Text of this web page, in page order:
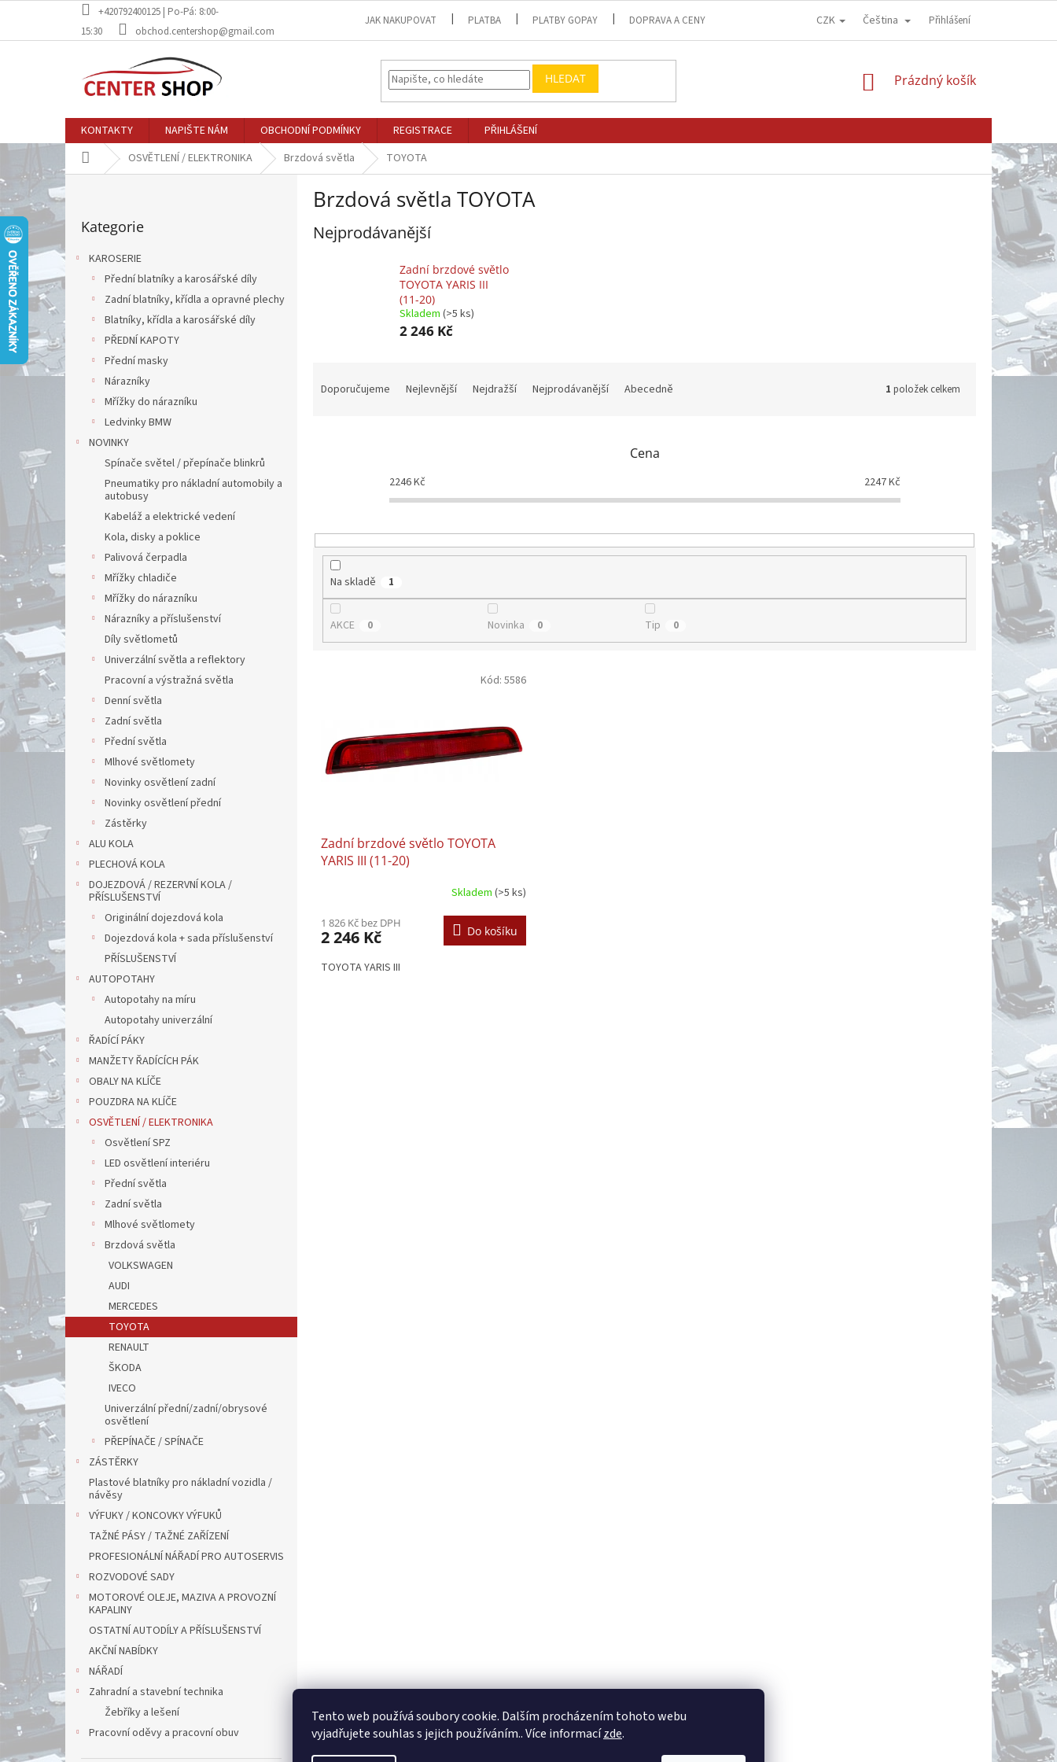
Tento web používá soubory cookie. Dalším procházením tohoto webu
vyjadřujete souhlas s jejich používáním.. Více informacízde.
obsah
+420792400125 | Po-Pá: 8:00-
15:30
obchod.centershop@gmail.com
JAK NAKUPOVAT PLATBA PLATBY GOPAY DOPRAVA A CENY OBCHODNÍ PODMÍNKY GDPR - OCHRANA OSOBNÍCH ÚDAJŮ
CZK Čeština Přihlášení
HLEDAT
NÁKUPNÍ
Prázdný košík
KONTAKTY NAPIŠTE NÁM OBCHODNÍ PODMÍNKY REGISTRACE
PŘIHLÁŠENÍ
Domů OSVĚTLENÍ / ELEKTRONIKA Brzdová světla TOYOTA
P
o
s
r
n
í
p
a
n
kategorie
Kategorie
KAROSERIE
Přední blatníky a karosářské díly
Zadní blatníky, křídla a opravné plechy
Blatníky, křídla a karosářské díly
PŘEDNÍ KAPOTY
Přední masky
Nárazníky
Mřížky do nárazníku
Ledvinky BMW
NOVINKY
Spínače světel / přepínače blinkrů
Pneumatiky pro nákladní automobily a
autobusy
Kabeláž a elektrické vedení
Kola, disky a poklice
Palivová čerpadla
Mřížky chladiče
Mřížky do nárazníku
Nárazníky a příslušenství
Díly světlometů
Univerzální světla a reflektory
Pracovní a výstražná světla
Denní světla
Zadní světla
Přední světla
Mlhové světlomety
Novinky osvětlení zadní
Novinky osvětlení přední
Zástěrky
ALU KOLA
PLECHOVÁ KOLA
DOJEZDOVÁ / REZERVNÍ KOLA /
PŘÍSLUŠENSTVÍ
Originální dojezdová kola
Dojezdová kola + sada příslušenství
PŘÍSLUŠENSTVÍ
AUTOPOTAHY
Autopotahy na míru
Autopotahy univerzální
ŘADÍCÍ PÁKY
MANŽETY ŘADÍCÍCH PÁK
OBALY NA KLÍČE
POUZDRA NA KLÍČE
OSVĚTLENÍ / ELEKTRONIKA
Osvětlení SPZ
LED osvětlení interiéru
Přední světla
Zadní světla
Mlhové světlomety
Brzdová světla
VOLKSWAGEN
AUDI
MERCEDES
TOYOTA
RENAULT
ŠKODA
IVECO
Univerzální přední/zadní/obrysové
osvětlení
PŘEPÍNAČE / SPÍNAČE
ZÁSTĚRKY
Plastové blatníky pro nákladní vozidla /
návěsy
VÝFUKY / KONCOVKY VÝFUKŮ
TAŽNÉ PÁSY / TAŽNÉ ZAŘÍZENÍ
PROFESIONÁLNÍ NÁŘADÍ PRO AUTOSERVIS
ROZVODOVÉ SADY
MOTOROVÉ OLEJE, MAZIVA A PROVOZNÍ
KAPALINY
OSTATNÍ AUTODÍLY A PŘÍSLUŠENSTVÍ
AKČNÍ NABÍDKY
NÁŘADÍ
Zahradní a stavební technika
Žebříky a lešení
Pracovní oděvy a pracovní obuv
Brzdová světla TOYOTA
Nejprodávanější
Zadní brzdové světlo
TOYOTA YARIS III
(11-20)
Skladem (>5 ks)
2 246 Kč
u
Doporučujeme Nejlevnější Nejdražší Nejprodávanější Abecedně 1 položek celkem
Cena
2246Kč 2247Kč
Na skladě 1
AKCE 0 Novinka 0 Tip 0
Zadní brzdové světlo TOYOTA
YARIS III (11-20)
Skladem (>5 ks)
1 826 Kč bez DPH
2 246 Kč Do košíku
TOYOTA YARIS III
Kód: 5586